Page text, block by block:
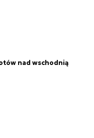
nad wschodnią